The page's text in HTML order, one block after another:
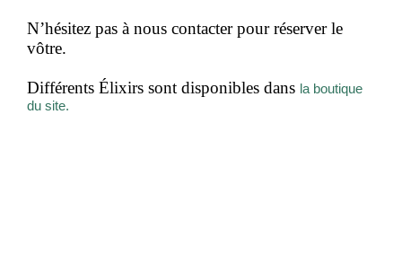
N’hésitez pas à nous contacter pour réserver le
vôtre.
Différents Élixirs sont disponibles dans la boutique
du site.